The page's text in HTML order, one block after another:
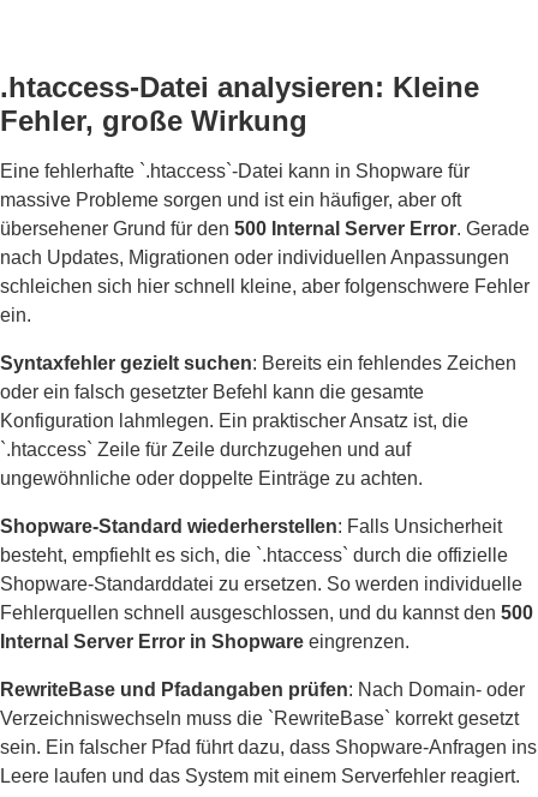
.htaccess-Datei analysieren: Kleine
Fehler, große Wirkung
Eine fehlerhafte `.htaccess`-Datei kann in Shopware für
massive Probleme sorgen und ist ein häufiger, aber oft
übersehener Grund für den 500 Internal Server Error. Gerade
nach Updates, Migrationen oder individuellen Anpassungen
schleichen sich hier schnell kleine, aber folgenschwere Fehler
ein.
Syntaxfehler gezielt suchen: Bereits ein fehlendes Zeichen
oder ein falsch gesetzter Befehl kann die gesamte
Konfiguration lahmlegen. Ein praktischer Ansatz ist, die
`.htaccess` Zeile für Zeile durchzugehen und auf
ungewöhnliche oder doppelte Einträge zu achten.
Shopware-Standard wiederherstellen: Falls Unsicherheit
besteht, empfiehlt es sich, die `.htaccess` durch die offizielle
Shopware-Standarddatei zu ersetzen. So werden individuelle
Fehlerquellen schnell ausgeschlossen, und du kannst den 500
Internal Server Error in Shopware eingrenzen.
RewriteBase und Pfadangaben prüfen: Nach Domain- oder
Verzeichniswechseln muss die `RewriteBase` korrekt gesetzt
sein. Ein falscher Pfad führt dazu, dass Shopware-Anfragen ins
Leere laufen und das System mit einem Serverfehler reagiert.